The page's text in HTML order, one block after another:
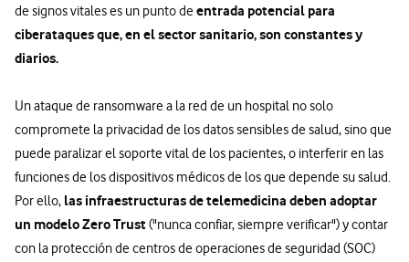
de signos vitales es un punto deentrada potencial para
ciberataques que, en el sector sanitario, son constantes y
diarios.
Un ataque de ransomware a la red de un hospital no solo
compromete la privacidad de los datos sensibles de salud, sino que
puede paralizar el soporte vital de los pacientes, o interferir en las
funciones de los dispositivos médicos de los que depende su salud.
Por ello, las infraestructuras de telemedicina deben adoptar
un modelo Zero Trust("nunca confiar, siempre verificar") y contar
con la protección de centros de operaciones de seguridad (SOC)